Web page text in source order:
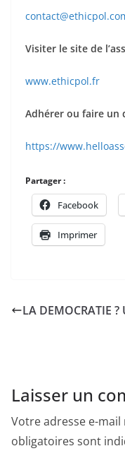
Visiter le site de
www.ethicpol.fr
Adhérer ou faire un
https://
Partager :
Facebook
Imprimer
LA DEMOCRATIE ?
Laisser un
Votre adresse e-mail
obligatoires sont